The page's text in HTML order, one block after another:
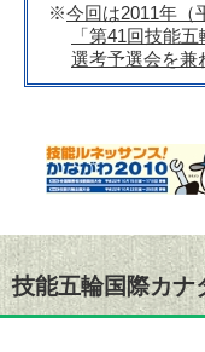
※今回は2011年（
「第41回技能
選考予選会を兼
技能五輪国際カナ